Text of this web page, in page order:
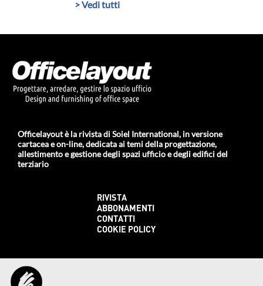
> Vedi tutti
Officelayout è la rivista di Soiel International, in versione
cartacea e on-line, dedicata ai temi della progettazione,
allestimento e gestione degli spazi ufficio e degli edifici del
terziario
RIVISTA
ABBONAMENTI
CONTATTI
COOKIE POLICY